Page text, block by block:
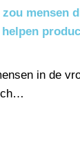
mensen
in de